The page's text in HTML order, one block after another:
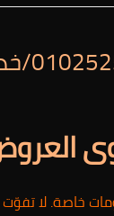
خاصة. لا